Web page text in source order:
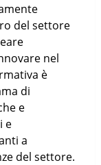
del settore
nel
è
di
e
e
a
del settore.